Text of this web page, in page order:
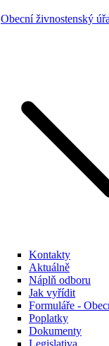
Obecní živnostenský
Kontakty
Aktuálně
Náplň odboru
Jak vyřídit
Formuláře -
Poplatky
Dokumenty